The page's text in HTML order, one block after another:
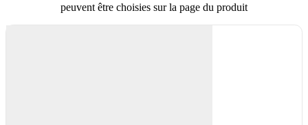
peuvent être choisies sur la page du produit